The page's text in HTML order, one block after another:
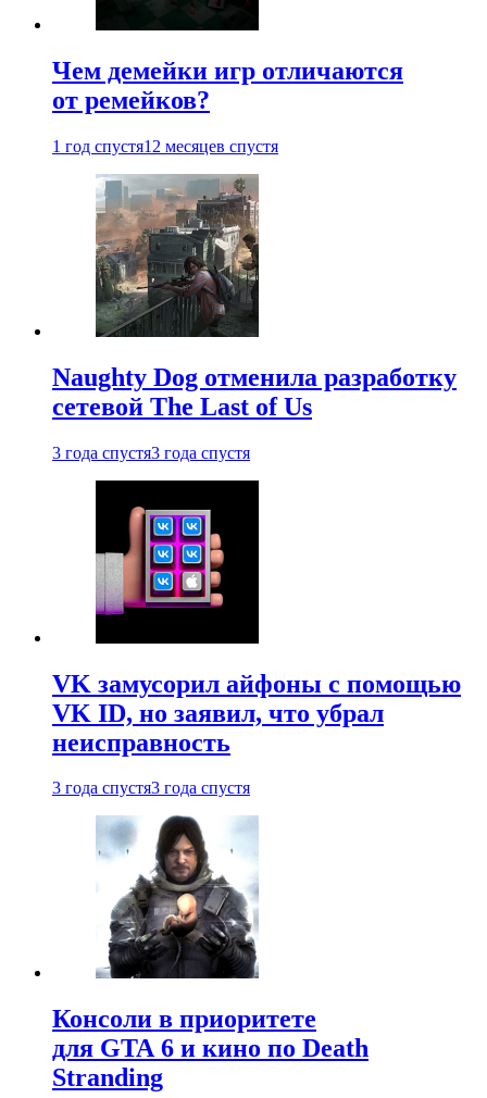
Чем демейки игр отличаются
от ремейков?
1 год спустя12 месяцев спустя
Naughty Dog отменила разработку
сетевой The Last of Us
3 года спустя3 года спустя
VK замусорил айфоны с помощью
VK ID, но заявил, что убрал
неисправность
3 года спустя3 года спустя
Консоли в приоритете
для GTA 6 и кино по Death
Stranding